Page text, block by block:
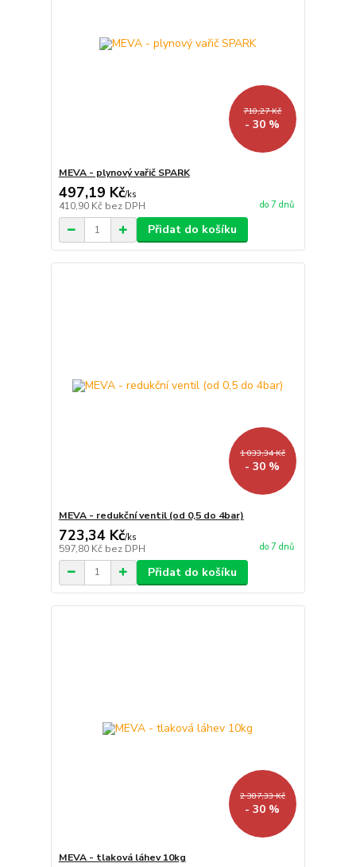
710,27 Kč
- 30 %
MEVA - plynový vařič SPARK
497,19 Kč/ks
410,90 Kč bez DPH do 7 dnů
Přidat do košíku
1 033,34 Kč
- 30 %
MEVA - redukční ventil (od 0,5 do 4bar)
723,34 Kč/ks
597,80 Kč bez DPH do 7 dnů
Přidat do košíku
2 387,33 Kč
- 30 %
MEVA - tlaková láhev 10kg